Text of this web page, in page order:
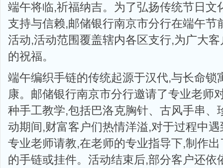
端午将临,祈福纳吉。为了弘扬传统节日文
支持与信赖,邮储银行南京市分行在端午节
活动,活动范围覆盖辖内各区支行,为广大
的祝福。
端午编织手链的传统起源于汉代,与长命锁
康。邮储银行南京市分行邀请了专业老师
种手工教学,包括巴洛克胸针、古风手串、
动期间,财富客户们热情洋溢,对于过程中
专业老师请教,在老师的专业指导下,制作
的手链或挂件。活动结束后,部分客户还依